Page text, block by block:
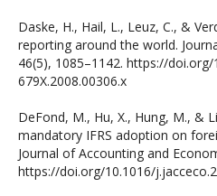
Daske, H., Hail, L., Leuz, C., &
reporting around the world.
46(5), 1085–1142. https://doi.org/
679X.2008.00306.x
DeFond, M., Hu, X., Hung, M., &
mandatory IFRS adoption on
Journal of Accounting and
https://doi.org/10.1016/